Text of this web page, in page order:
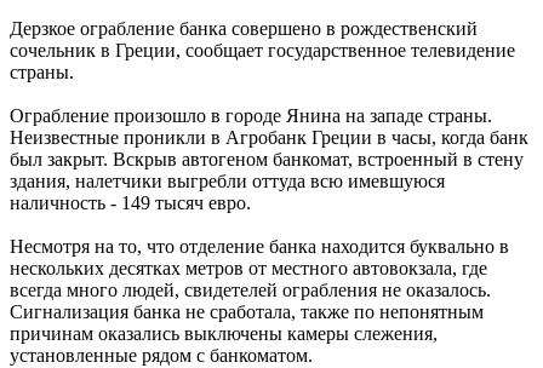
Дерзкое ограбление банка совершено в рождественский
сочельник в Греции, сообщает государственное телевидение
страны.
Ограбление произошло в городе Янина на западе страны.
Неизвестные проникли в Агробанк Греции в часы, когда банк
был закрыт. Вскрыв автогеном банкомат, встроенный в стену
здания, налетчики выгребли оттуда всю имевшуюся
наличность - 149 тысяч евро.
Несмотря на то, что отделение банка находится буквально в
нескольких десятках метров от местного автовокзала, где
всегда много людей, свидетелей ограбления не оказалось.
Сигнализация банка не сработала, также по непонятным
причинам оказались выключены камеры слежения,
установленные рядом с банкоматом.